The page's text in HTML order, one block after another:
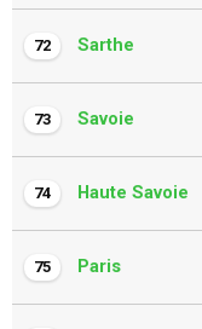
72 Sarthe
73 Savoie
74 Haute Savoie
75 Paris